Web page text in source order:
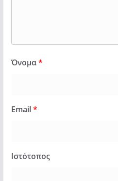
Όνομα*
Email*
Ιστότοπος